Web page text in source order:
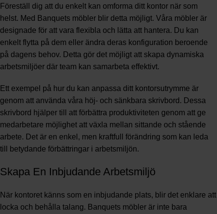
Föreställ dig att du enkelt kan omforma ditt kontor när som
helst. Med Banquets möbler blir detta möjligt. Våra möbler är
designade för att vara flexibla och lätta att hantera. Du kan
enkelt flytta på dem eller ändra deras konfiguration beroende
på dagens behov. Detta gör det möjligt att skapa dynamiska
arbetsmiljöer där team kan samarbeta effektivt.
Ett exempel på hur du kan anpassa ditt kontorsutrymme är
genom att använda våra höj- och sänkbara skrivbord. Dessa
skrivbord hjälper till att förbättra produktiviteten genom att ge
medarbetare möjlighet att växla mellan sittande och stående
arbete. Det är en enkel, men kraftfull förändring som kan leda
till betydande förbättringar i arbetsmiljön.
Skapa En Inbjudande Arbetsmiljö
När kontoret känns som en inbjudande plats, blir det enklare att
locka och behålla talang. Banquets möbler är inte bara